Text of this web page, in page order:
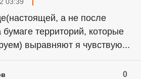
03:39
а не после
территорий, которые
выравняют я чувствую...
0